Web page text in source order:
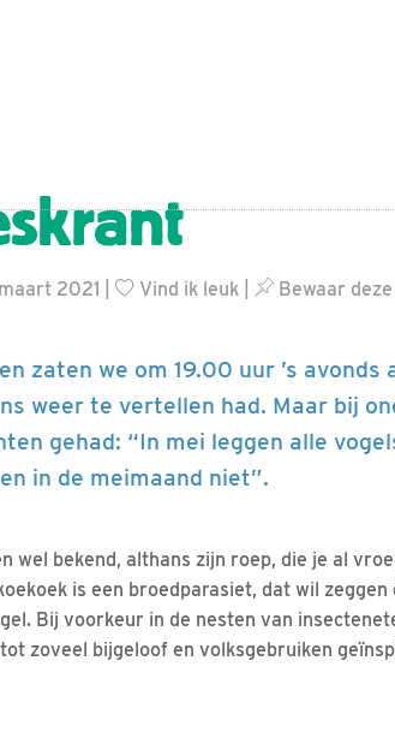
2021 | Vind ik leuk Bewaar
zaten we om 19.00 uur ’s
weer te vertellen had. Maar bij
gehad: “In mei leggen alle
in de meimaand niet”.
wel bekend, althans zijn roep, die je al
is een broedparasiet, dat wil
Bij voorkeur in de nesten van
zoveel bijgeloof en volksgebruiken